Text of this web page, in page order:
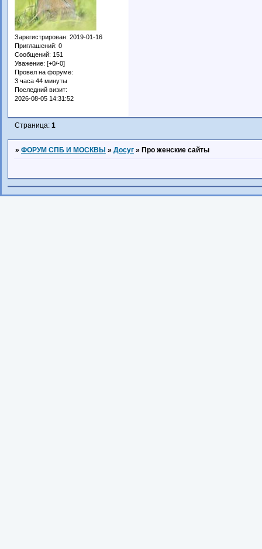
Зарегистрирован: 2019-01-16
Приглашений: 0
Сообщений: 151
Уважение: [+0/-0]
Провел на форуме:
3 часа 44 минуты
Последний визит:
2026-08-05 14:31:52
Страница: 1
» ФОРУМ СПБ И МОСКВЫ » Досуг » Про женские сайты